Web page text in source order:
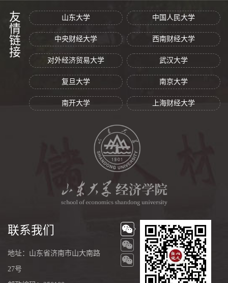
友情链接 山东大学 中国人民大学
中央财经大学 西南财经大学
对外经济贸易大学 武汉大学
复旦大学 南京大学
南开大学 上海财经大学
联系我们
地址：山东省济南市山大南路
27号